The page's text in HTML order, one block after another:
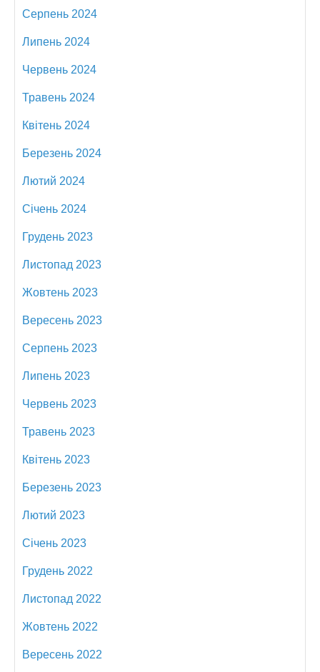
Серпень 2024
Липень 2024
Червень 2024
Травень 2024
Квітень 2024
Березень 2024
Лютий 2024
Січень 2024
Грудень 2023
Листопад 2023
Жовтень 2023
Вересень 2023
Серпень 2023
Липень 2023
Червень 2023
Травень 2023
Квітень 2023
Березень 2023
Лютий 2023
Січень 2023
Грудень 2022
Листопад 2022
Жовтень 2022
Вересень 2022